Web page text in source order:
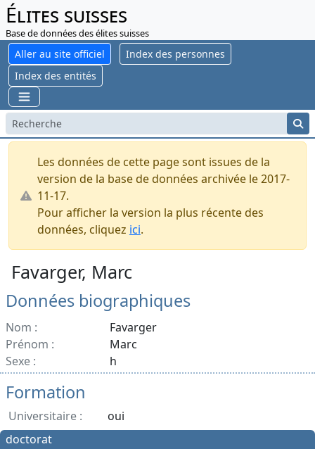
Élites suisses
Base de données des élites suisses
Aller au site officiel
Index des personnes
Index des entités
Les données de cette page sont issues de la
version de la base de données archivée le 2017-
11-17.
Pour afficher la version la plus récente des
données, cliquez ici.
Favarger, Marc
Données biographiques
Nom :
Favarger
Prénom :
Marc
Sexe :
h
Formation
Universitaire :
oui
doctorat